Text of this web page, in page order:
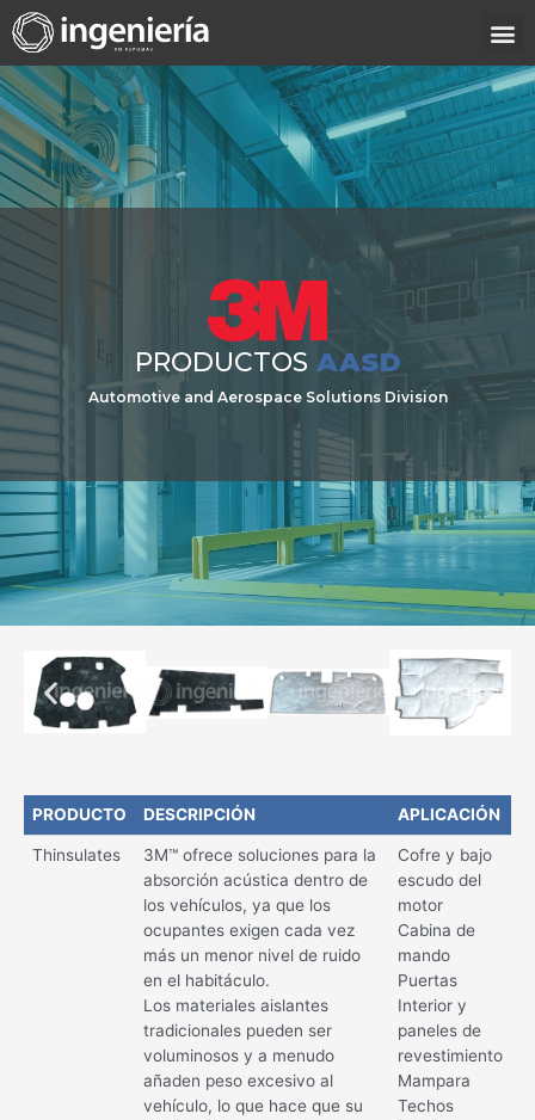
PRODUCTOS AASD
Automotive and Aerospace Solutions Division
PRODUCTO DESCRIPCIÓN APLICACIÓN
Thinsulates
3M™ ofrece soluciones para la
absorción acústica dentro de
los vehículos, ya que los
ocupantes exigen cada vez
más un menor nivel de ruido
en el habitáculo.
Los materiales aislantes
tradicionales pueden ser
voluminosos y a menudo
añaden peso excesivo al
vehículo, lo que hace que su
Cofre y bajo
escudo del
motor
Cabina de
mando
Puertas
Interior y
paneles de
revestimiento
Mampara
Techos